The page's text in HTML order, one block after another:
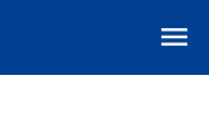
menu